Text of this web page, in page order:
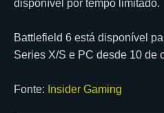
disponível por tempo limitado.
Battlefield 6 está disponível
Series X/S e PC desde 10 de
Fonte: Insider Gaming